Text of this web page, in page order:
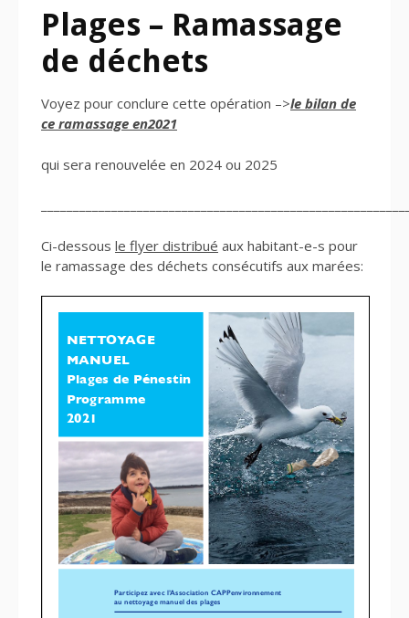
Plages – Ramassage
de déchets
Voyez pour conclure cette opération –>le bilan de
ce ramassage en2021
qui sera renouvelée en 2024 ou 2025
Ci-dessous le flyer distribué aux habitant-e-s pour
le ramassage des déchets consécutifs aux marées: